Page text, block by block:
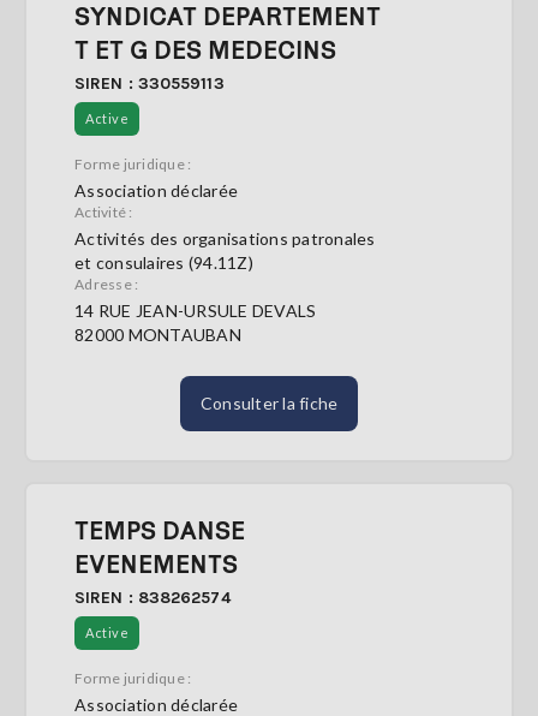
SYNDICAT DEPARTEMENT
T ET G DES MEDECINS
SIREN : 330559113
Active
Forme juridique :
Association déclarée
Activité :
Activités des organisations patronales
et consulaires (94.11Z)
Adresse :
14 RUE JEAN-URSULE DEVALS
82000 MONTAUBAN
Consulter la fiche
TEMPS DANSE
EVENEMENTS
SIREN : 838262574
Active
Forme juridique :
Association déclarée